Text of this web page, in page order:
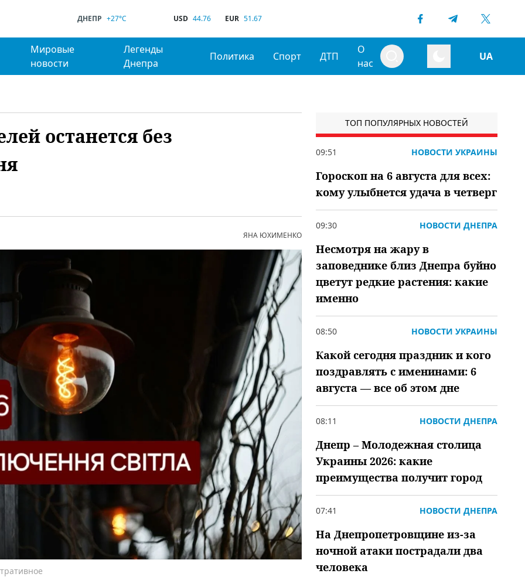
ДНЕПР +27°C USD 44.76 EUR 51.67
Мировые
новости
Легенды
Днепра
Политика Спорт ДТП
О
нас
UA
останется без
ЯНА ЮХИМЕНКО
ТОП ПОПУЛЯРНЫХ НОВОСТЕЙ
09:51 НОВОСТИ УКРАИНЫ
Гороскоп на 6 августа для всех:
кому улыбнется удача в четверг
09:30 НОВОСТИ ДНЕПРА
Несмотря на жару в
заповеднике близ Днепра буйно
цветут редкие растения: какие
именно
08:50 НОВОСТИ УКРАИНЫ
Какой сегодня праздник и кого
поздравлять с именинами: 6
августа — все об этом дне
08:11 НОВОСТИ ДНЕПРА
Днепр – Молодежная столица
Украины 2026: какие
преимущества получит город
07:41 НОВОСТИ ДНЕПРА
На Днепропетровщине из-за
ночной атаки пострадали два
человека